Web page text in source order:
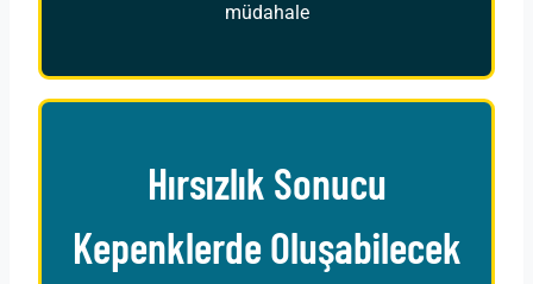
müdahale
Hırsızlık Sonucu
Kepenklerde Oluşabilecek